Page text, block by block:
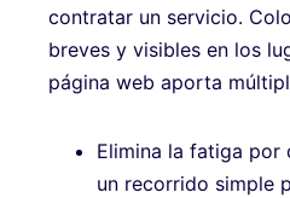
contratar un servicio.
breves y visibles en los
página web aporta
Elimina la fatiga por
un recorrido simple